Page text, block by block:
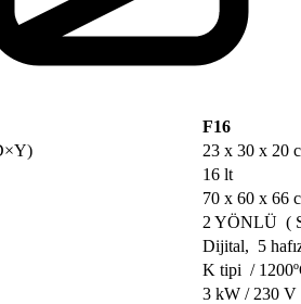
F16
23 x 30 x 20
16 lt
70 x 60 x 66
2 YÖNLÜ (
Dijital, 5
K tipi /
3 kW / 230 V